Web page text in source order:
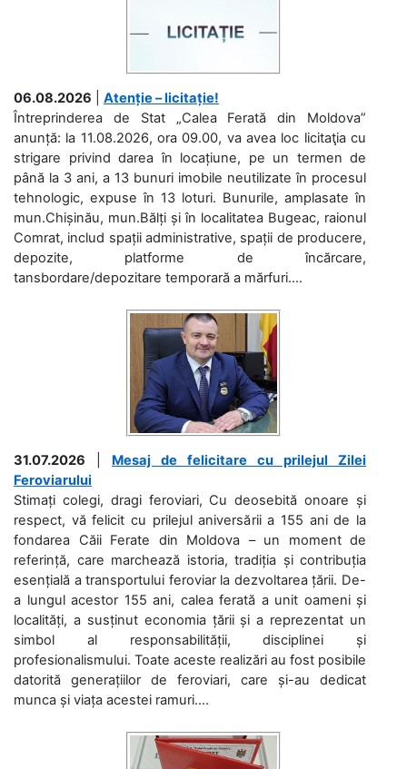
06.08.2026
Atenție – licitație!
Întreprinderea de Stat „Calea Ferată din Moldova”
anunță: la 11.08.2026, ora 09.00, va avea loc licitaţia cu
strigare privind darea în locațiune, pe un termen de
până la 3 ani, a 13 bunuri imobile neutilizate în procesul
tehnologic, expuse în 13 loturi. Bunurile, amplasate în
mun.Chișinău, mun.Bălți și în localitatea Bugeac, raionul
Comrat, includ spații administrative, spații de producere,
depozite, platforme de încărcare,
tansbordare/depozitare temporară a mărfuri....
31.07.2026
Mesaj de felicitare cu prilejul Zilei
Feroviarului
Stimați colegi, dragi feroviari, Cu deosebită onoare și
respect, vă felicit cu prilejul aniversării a 155 ani de la
fondarea Căii Ferate din Moldova – un moment de
referință, care marchează istoria, tradiția și contribuția
esențială a transportului feroviar la dezvoltarea țării. De-
a lungul acestor 155 ani, calea ferată a unit oameni și
localități, a susținut economia țării și a reprezentat un
simbol al responsabilității, disciplinei și
profesionalismului. Toate aceste realizări au fost posibile
datorită generațiilor de feroviari, care și-au dedicat
munca și viața acestei ramuri....